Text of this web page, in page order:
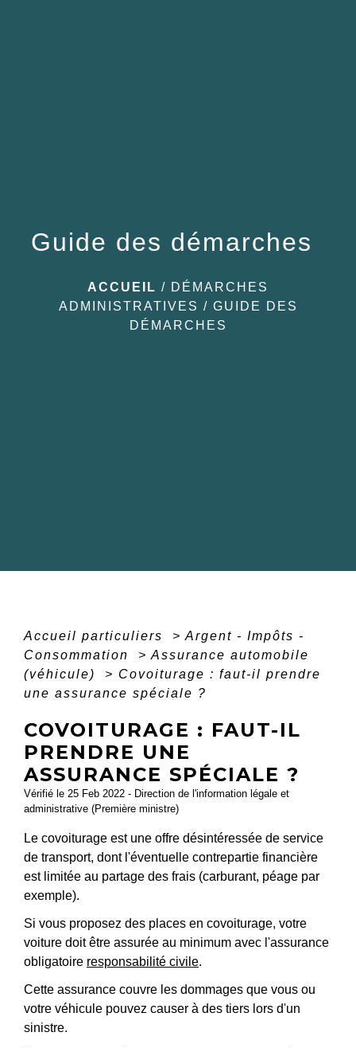
Guide des démarches
ACCUEIL / DÉMARCHES
ADMINISTRATIVES / GUIDE DES
DÉMARCHES
Accueil particuliers > Argent - Impôts -
Consommation
> Assurance automobile
(véhicule)
> Covoiturage : faut-il prendre
une assurance spéciale ?
COVOITURAGE : FAUT-IL
PRENDRE UNE
ASSURANCE SPÉCIALE ?
Vérifié le 25 Feb 2022 - Direction de l'information légale et
administrative (Première ministre)
Le covoiturage est une offre désintéressée de service
de transport, dont l'éventuelle contrepartie financière
est limitée au partage des frais (carburant, péage par
exemple).
Si vous proposez des places en covoiturage, votre
voiture doit être assurée au minimum avec l'assurance
obligatoire responsabilité civile.
Cette assurance couvre les dommages que vous ou
votre véhicule pouvez causer à des tiers lors d'un
sinistre.